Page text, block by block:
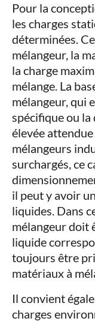
Pour la
les charges
déterminées.
mélangeur, la
la charge
mélange. La
mélangeur, qui
spécifique ou la
élevée
mélangeurs
surchargés, ce
il peut y avoir
liquides. Dans
mélangeur doit
liquide
toujours être
matériaux à
Il convient
charges